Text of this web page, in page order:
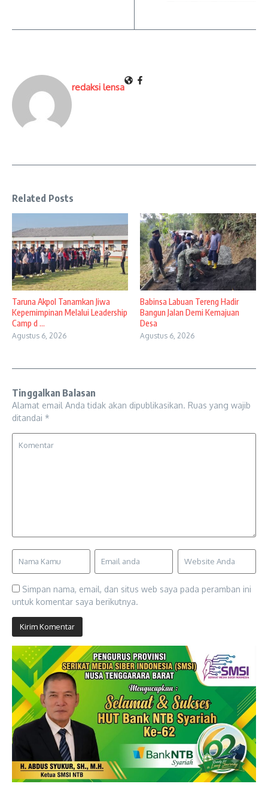
redaksi lensa
Related Posts
Taruna Akpol Tanamkan Jiwa
Kepemimpinan Melalui Leadership
Camp d ...
Agustus 6, 2026
Babinsa Labuan Tereng Hadir
Bangun Jalan Demi Kemajuan
Desa
Agustus 6, 2026
Tinggalkan Balasan
Alamat email Anda tidak akan dipublikasikan. Ruas yang wajib
ditandai *
Simpan nama, email, dan situs web saya pada peramban ini
untuk komentar saya berikutnya.